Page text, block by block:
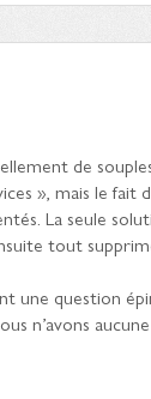
de
», mais le
La seule
tout
une question
n’avons